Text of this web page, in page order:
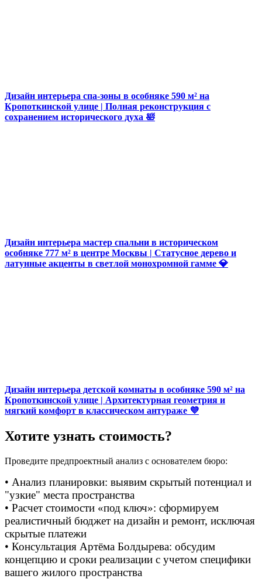
Дизайн интерьера спа-зоны в особняке 590 м² на
Кропоткинской улице | Полная реконструкция с
сохранением исторического духа 🛀
Дизайн интерьера мастер спальни в историческом
особняке 777 м² в центре Москвы | Статусное дерево и
латунные акценты в светлой монохромной гамме 💎
Дизайн интерьера детской комнаты в особняке 590 м² на
Кропоткинской улице | Архитектурная геометрия и
мягкий комфорт в классическом антураже 💜
Хотите узнать стоимость?
Проведите предпроектный анализ с основателем бюро:
• Анализ планировки: выявим скрытый потенциал и
"узкие" места пространства
• Расчет стоимости «под ключ»: сформируем
реалистичный бюджет на дизайн и ремонт, исключая
скрытые платежи
• Консультация Артёма Болдырева: обсудим
концепцию и сроки реализации с учетом специфики
вашего жилого пространства